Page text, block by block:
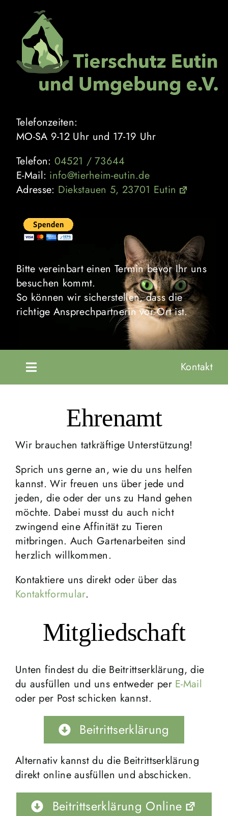
springen
Telefonzeiten:
MO-SA 9-12 Uhr und 17-19 Uhr
Telefon: 04521 / 73644
E-Mail: info@tierheim-eutin.de
Adresse: Diekstauen 5, 23701 Eutin
Bitte vereinbart einen Termin bevor Ihr uns
besuchen kommt.
So können wir sicherstellen, dass die
richtige Ansprechpartnerin vor Ort ist.
Toggle
Vermittlung
Aktuelles
Spenden & Engagieren
Kooperationspartner
Kontakt
Ehrenamt
Wir brauchen tatkräftige Unterstützung!
Sprich uns gerne an, wie du uns helfen
kannst. Wir freuen uns über jede und
jeden, die oder der uns zu Hand gehen
möchte. Dabei musst du auch nicht
zwingend eine Affinität zu Tieren
mitbringen. Auch Gartenarbeiten sind
herzlich willkommen.
Kontaktiere uns direkt oder über das
Kontaktformular.
Mitgliedschaft
Unten findest du die Beitrittserklärung, die
du ausfüllen und uns entweder per E-Mail
oder per Post schicken kannst.
Beitrittserklärung
Alternativ kannst du die Beitrittserklärung
direkt online ausfüllen und abschicken.
Beitrittserklärung Online